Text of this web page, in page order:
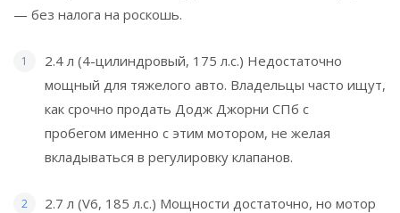
— без налога на роскошь.
2.4 л (4-цилиндровый, 175 л.с.) Недостаточно
мощный для тяжелого авто. Владельцы часто ищут,
как срочно продать Додж Джорни СПб с
пробегом именно с этим мотором, не желая
вкладываться в регулировку клапанов.
2.7 л (V6, 185 л.с.) Мощности достаточно, но мотор